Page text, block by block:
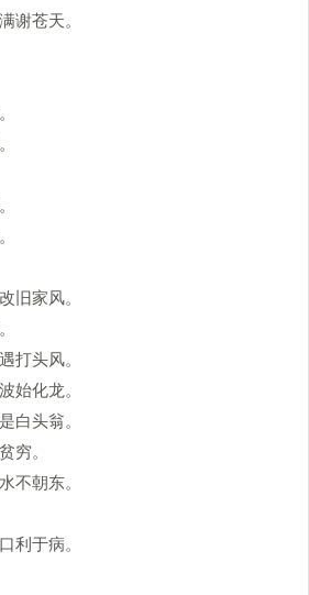
谢苍天。
旧家风。
打头风。
始化龙。
白头翁。
穷。
不朝东。
利于病。